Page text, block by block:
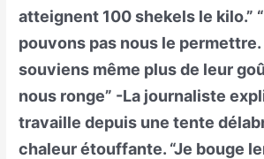
atteignent 100 shekels le kilo.”
pouvons pas nous le permettre.
souviens même plus de leur
nous ronge” -La journaliste
travaille depuis une tente
chaleur étouffante. “Je bouge